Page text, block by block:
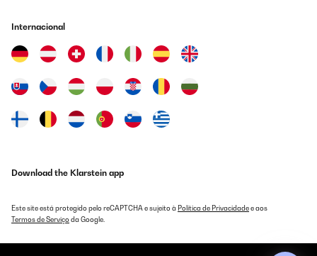
chez un autre vendeur sur Amazon , ce ruban était inclu dans le
Utilisateur d'Amazon
uns länger, als das Hochbeet aufzubauen …
Traduzir
Internacional
Download the Klarstein app
Este site está protegido pelo reCAPTCHA e sujeito à Política de Privacidadee aos
Termos de Serviçoda Google.